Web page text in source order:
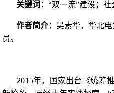
关键词：“双一流”建设；
作者简介：吴素华，华北
员。
2015年，国家出台《统筹